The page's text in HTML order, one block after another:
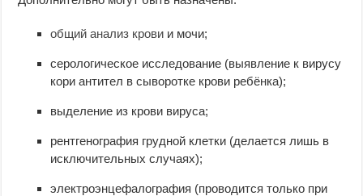
общий анализ крови и мочи;
серологическое исследование (выявление к вирусу
кори антител в сыворотке крови ребёнка);
выделение из крови вируса;
рентгенография грудной клетки (делается лишь в
исключительных случаях);
электроэнцефалография (проводится только при